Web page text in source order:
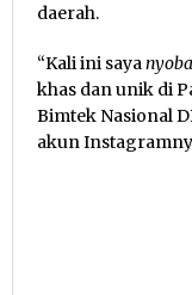
daerah.
“Kali ini saya
khas dan unik di
Bimtek Nasional
akun